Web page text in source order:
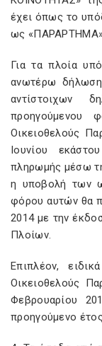
έχει όπως το
ως
Για τα πλοία
ανωτέρω δήλωση
αντίστοιχων
προηγούμενου
Οικειοθελούς
Ιουνίου
πληρωμής μέσω
η υποβολή των
φόρου αυτών θα
2014 με την
Πλοίων.
Επιπλέον,
Οικειοθελούς
Φεβρουαρίου
προηγούμενο